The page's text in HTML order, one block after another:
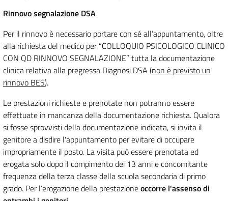
Rinnovo segnalazione DSA
Per il rinnovo è necessario portare con sé all’appuntamento, oltre
alla richiesta del medico per “COLLOQUIO PSICOLOGICO CLINICO
CON QD RINNOVO SEGNALAZIONE” tutta la documentazione
clinica relativa alla pregressa Diagnosi DSA (non è previsto un
rinnovo BES).
Le prestazioni richieste e prenotate non potranno essere
effettuate in mancanza della documentazione richiesta. Qualora
si fosse sprovvisti della documentazione indicata, si invita il
genitore a disdire l'appuntamento per evitare di occupare
impropriamente il posto. La visita può essere prenotata ed
erogata solo dopo il compimento dei 13 anni e concomitante
frequenza della terza classe della scuola secondaria di primo
grado. Per l’erogazione della prestazioneoccorre l'assenso di